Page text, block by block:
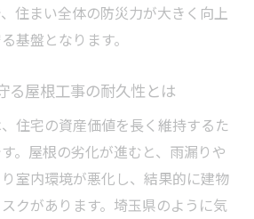
住まい全体の防災力が大きく向上
基盤となります。
る屋根工事の耐久性とは
住宅の資産価値を長く維持するた
。屋根の劣化が進むと、雨漏りや
室内環境が悪化し、結果的に建物
クがあります。埼玉県のように気